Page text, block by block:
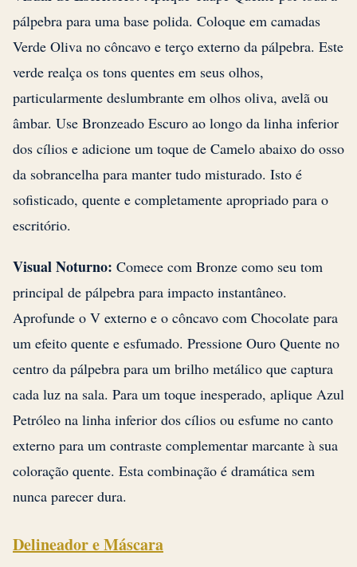
pálpebra para uma base polida. Coloque em camadas
Verde Oliva no côncavo e terço externo da pálpebra. Este
verde realça os tons quentes em seus olhos,
particularmente deslumbrante em olhos oliva, avelã ou
âmbar. Use Bronzeado Escuro ao longo da linha inferior
dos cílios e adicione um toque de Camelo abaixo do osso
da sobrancelha para manter tudo misturado. Isto é
sofisticado, quente e completamente apropriado para o
escritório.
Visual Noturno: Comece com Bronze como seu tom
principal de pálpebra para impacto instantâneo.
Aprofunde o V externo e o côncavo com Chocolate para
um efeito quente e esfumado. Pressione Ouro Quente no
centro da pálpebra para um brilho metálico que captura
cada luz na sala. Para um toque inesperado, aplique Azul
Petróleo na linha inferior dos cílios ou esfume no canto
externo para um contraste complementar marcante à sua
coloração quente. Esta combinação é dramática sem
nunca parecer dura.
Delineador e Máscara